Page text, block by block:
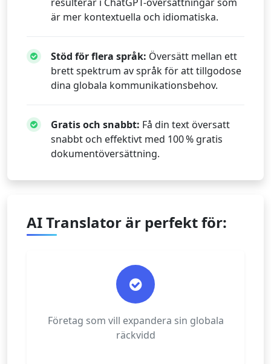
är mer kontextuella och idiomatiska.
Stöd för flera språk: Översätt mellan ett
brett spektrum av språk för att tillgodose
dina globala kommunikationsbehov.
Gratis och snabbt: Få din text översatt
snabbt och effektivt med 100 % gratis
dokumentöversättning.
AI Translator är perfekt för:
Företag som vill expandera sin globala
räckvidd